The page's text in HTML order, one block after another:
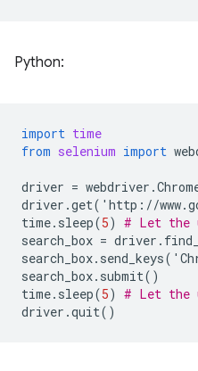
Python:
import time
from selenium import
driver = webdriver .
driver .get( ' http : //www.
time. sleep(5) # Let the
search_box = driver .
search_box. send_keys( '
search_box. submit()
time. sleep(5) # Let the
driver .quit()